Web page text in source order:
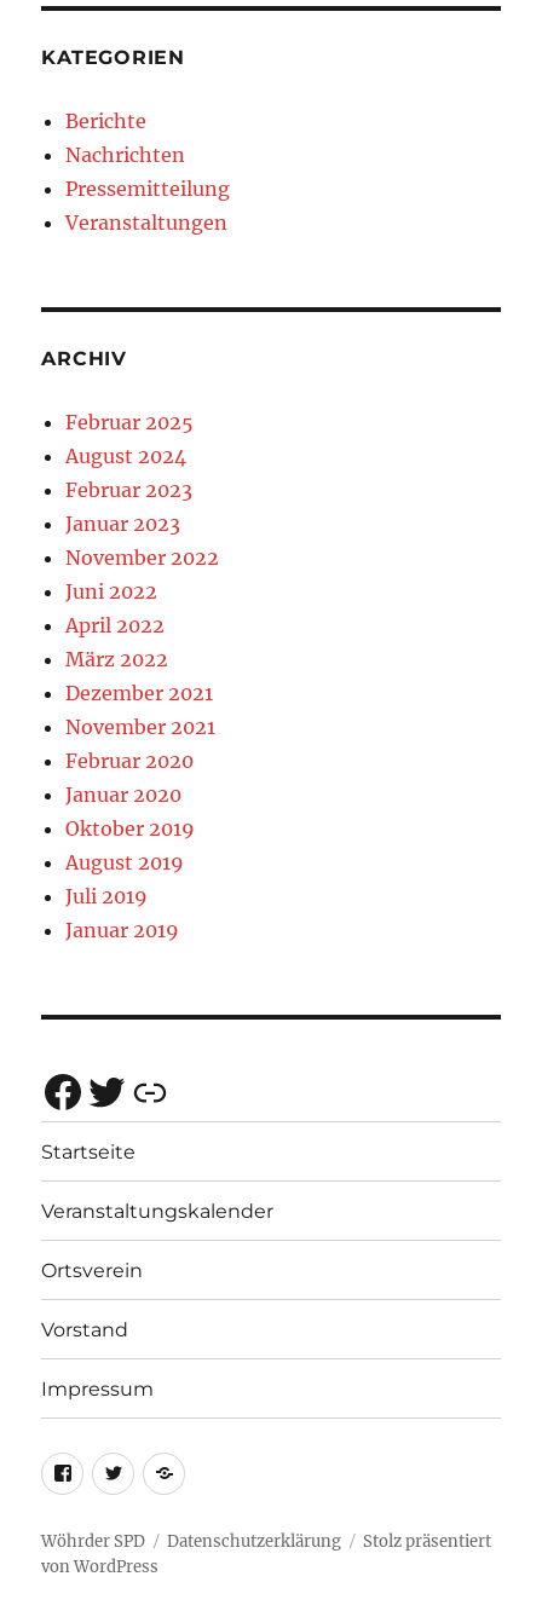
KATEGORIEN
Berichte
Nachrichten
Pressemitteilung
Veranstaltungen
ARCHIV
Februar 2025
August 2024
Februar 2023
Januar 2023
November 2022
Juni 2022
April 2022
März 2022
Dezember 2021
November 2021
Februar 2020
Januar 2020
Oktober 2019
August 2019
Juli 2019
Januar 2019
Facebook
Twitter
Rotes Netz Bayern
Startseite
Veranstaltungskalender
Ortsverein
Vorstand
Impressum
FacebokTwitterRotes
Bayern
Wöhrder SPD Datenschutzerklärung
Stolz präsentiert
von WordPress